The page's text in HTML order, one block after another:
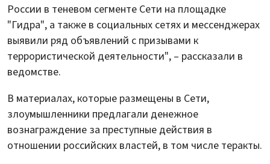
России в теневом сегменте Сети на площадке
"Гидра", а также в социальных сетях и мессенджерах
выявили ряд объявлений с призывами к
террористической деятельности", – рассказали в
ведомстве.
В материалах, которые размещены в Сети,
злоумышленники предлагали денежное
вознаграждение за преступные действия в
отношении российских властей, в том числе теракты.